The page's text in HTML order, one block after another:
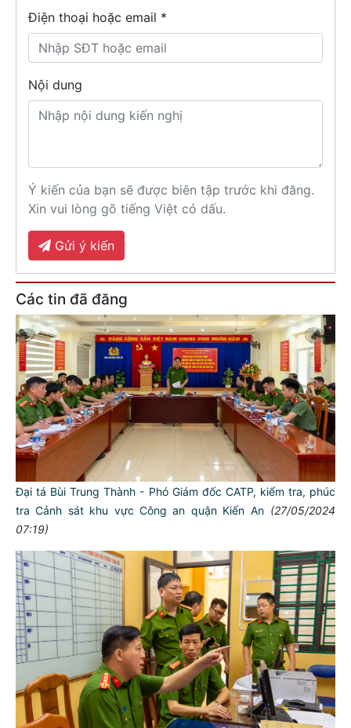
Điện thoại hoặc email *
Nội dung
Ý kiến của bạn sẽ được biên tập trước khi đăng.
Xin vui lòng gõ tiếng Việt có dấu.
Gửi ý kiến
Các tin đã đăng
Đại tá Bùi Trung Thành - Phó Giám đốc CATP, kiểm tra, phúc
tra Cảnh sát khu vực Công an quận Kiến An (27/05/2024
07:19)